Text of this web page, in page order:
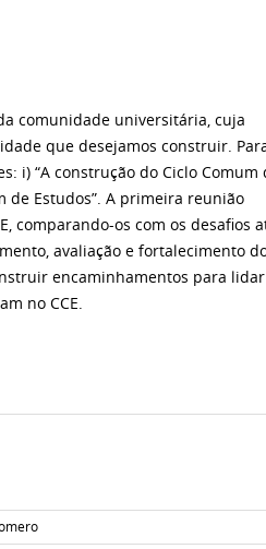
comunidade universitária, cuja
que desejamos construir.
i) “A construção do Ciclo Comum
de Estudos”. A primeira reunião
comparando-os com os desafios
avaliação e fortalecimento
encaminhamentos para lidar
no CCE.